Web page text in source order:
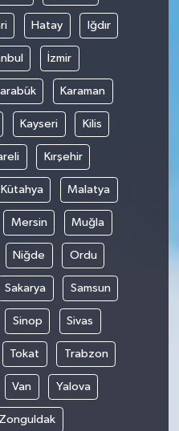
Hatay Iğdır
İzmir
Karaman
Kayseri Kilis
Kırşehir
Kütahya Malatya
Mersin Muğla
Niğde Ordu
Sakarya Samsun
Sinop Sivas
Tokat Trabzon
Van Yalova
Zonguldak